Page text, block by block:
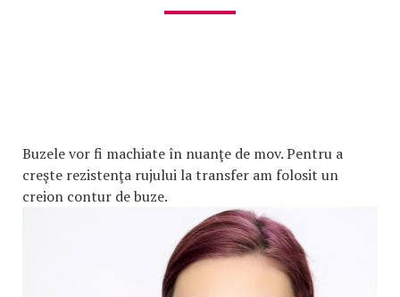
Buzele vor fi machiate în nuanţe de mov. Pentru a
creşte rezistenţa rujului la transfer am folosit un
creion contur de buze.